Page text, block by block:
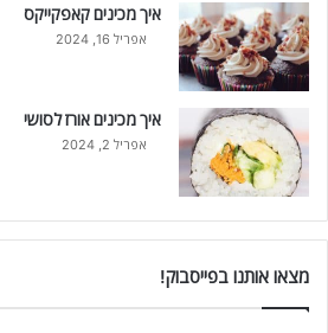
איך מכינים קאפקייקס
אפריל 16, 2024
איך מכינים אורז לסושי
אפריל 2, 2024
מצאו אותנו בפייסבוק!